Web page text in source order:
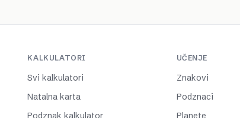
KALKULATORI
Svi kalkulatori
Natalna karta
Podznak kalkulator
UČENJE
Znakovi
Podznaci
Planete